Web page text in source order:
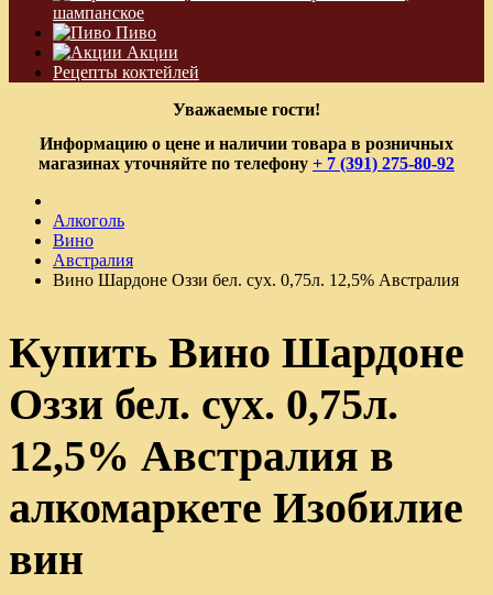
шампанское
Пиво
Акции
Рецепты коктейлей
Уважаемые гости!
Информацию о цене и наличии товара в розничных
магазинах уточняйте по телефону + 7 (391) 275-80-92
Алкоголь
Вино
Австралия
Вино Шардоне Оззи бел. сух. 0,75л. 12,5% Австралия
Купить Вино Шардоне
Оззи бел. сух. 0,75л.
12,5% Австралия в
алкомаркете Изобилие
вин